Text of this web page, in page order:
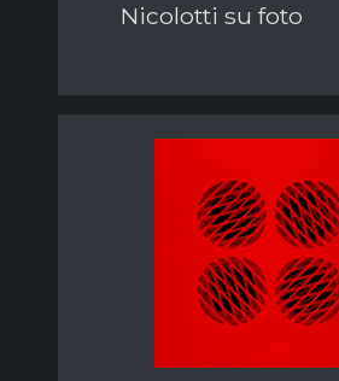
Nicolotti su foto